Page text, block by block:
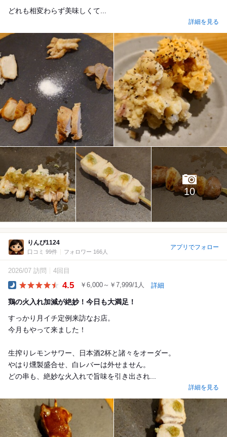
どれも相変わらず美味しくて...
詳細を見る
10
りんぴ1124
口コミ 99件 フォロワー 166人
アプリでフォロー
2026/07 訪問 4回目
4.5 ￥6,000～￥7,999/1人 詳細
鶏の火入れ加減が絶妙！今日も大満足！
すっかり月イチ定例来訪なお店。
今月もやって来ました！
生搾りレモンサワー、日本酒2杯と諸々をオーダー。
やはり燻製盛合せ、白レバーは外せません。
どの串も、絶妙な火入れで旨味を引き出され...
詳細を見る